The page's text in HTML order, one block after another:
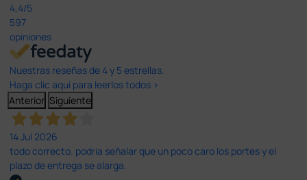
4,4/5
597
opiniones
Nuestras reseñas de 4 y 5 estrellas.
Haga clic aquí para leerlos todos >
Anterior Siguiente
14 Jul 2026
todo correcto. podria señalar que un poco caro los portes y el
plazo de entrega se alarga.